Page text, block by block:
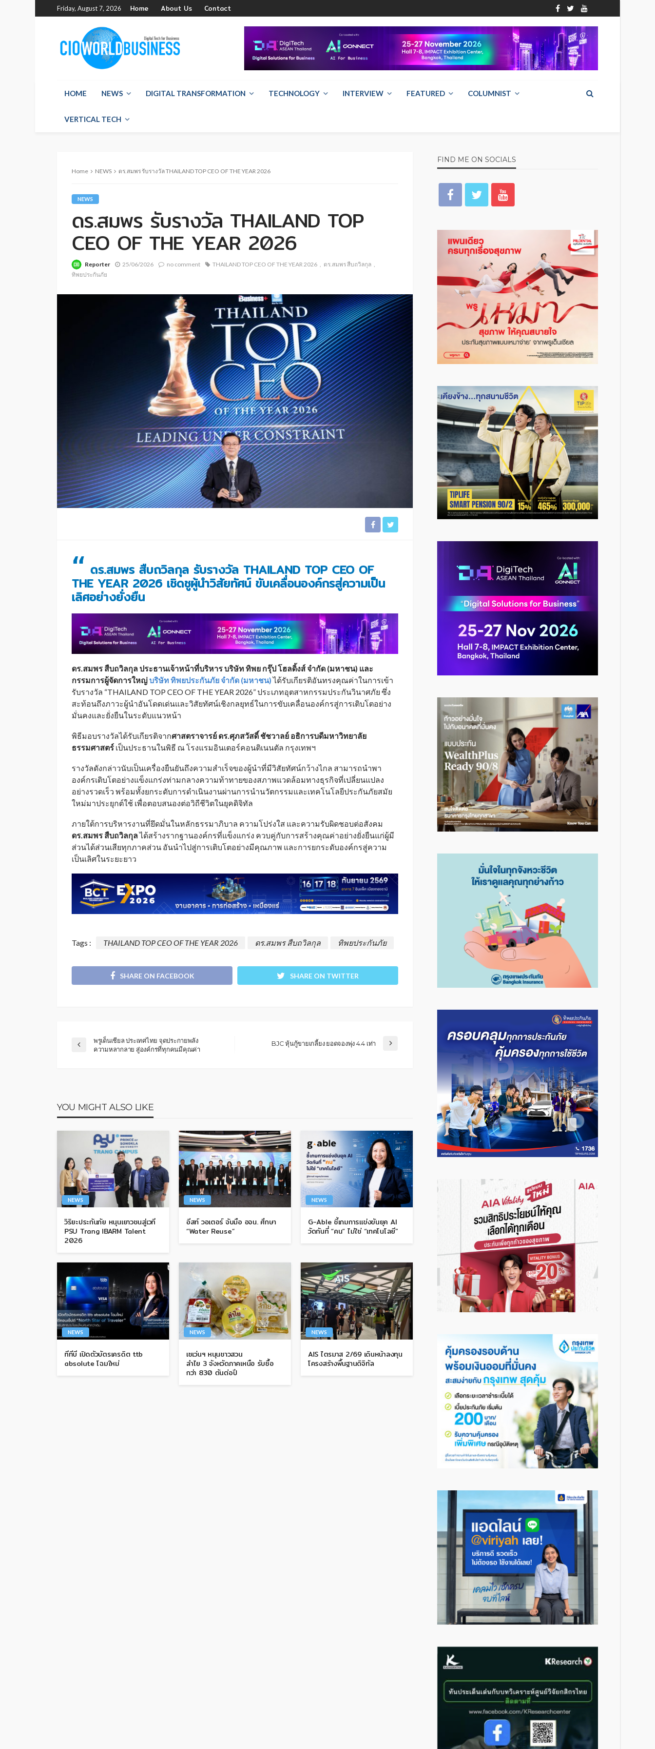
Friday, August 7, 2026 Home About Us Contact
HOME NEWS DIGITAL TRANSFORMATION TECHNOLOGY INTERVIEW FEATURED COLUMNIST
VERTICAL TECH
Home NEWS ดร.สมพร รับรางวัล THAILAND TOP CEO OF THE YEAR 2026
NEWS
ดร.สมพร รับรางวัล THAILAND TOP
CEO OF THE YEAR 2026
Reporter 25/06/2026 no comment THAILAND TOP CEO OF THE YEAR 2026
ดร.สมพร สืบถวิลกุล
ทิพยประกันภัย
“ ดร.สมพร สืบถวิลกุล รับรางวัล THAILAND TOP CEO OF
THE YEAR 2026 เชิดชูผู้นำวิสัยทัศน์ ขับเคลื่อนองค์กรสู่ความเป็น
เลิศอย่างยั่งยืน
ดร.สมพร สืบถวิลกุล ประธานเจ้าหน้าที่บริหาร บริษัท ทิพย กรุ๊ป โฮลดิ้งส์ จำกัด (มหาชน) และ
กรรมการผู้จัดการใหญ่บริษัท ทิพยประกันภัย จำกัด (มหาชน)ได้รับเกียรติอันทรงคุณค่าในการเข้า
รับรางวัล “THAILAND TOP CEO OF THE YEAR 2026” ประเภทอุตสาหกรรมประกันวินาศภัย ซึ่ง
สะท้อนถึงภาวะผู้นำอันโดดเด่นและวิสัยทัศน์เชิงกลยุทธ์ในการขับเคลื่อนองค์กรสู่การเติบโตอย่าง
มั่นคงและยั่งยืนในระดับแนวหน้า
พิธีมอบรางวัลได้รับเกียรติจากศาสตราจารย์ ดร.ศุภสวัสดิ์ ชัชวาลย์ อธิการบดีมหาวิทยาลัย
ธรรมศาสตร์ เป็นประธานในพิธี ณ โรงแรมอินเตอร์คอนติเนนตัล กรุงเทพฯ
รางวัลดังกล่าวนับเป็นเครื่องยืนยันถึงความสำเร็จของผู้นำที่มีวิสัยทัศน์กว้างไกล สามารถนำพา
องค์กรเติบโตอย่างแข็งแกร่งท่ามกลางความท้าทายของสภาพแวดล้อมทางธุรกิจที่เปลี่ยนแปลง
อย่างรวดเร็ว พร้อมทั้งยกระดับการดำเนินงานผ่านการนำนวัตกรรมและเทคโนโลยีประกันภัยสมัย
ใหม่มาประยุกต์ใช้ เพื่อตอบสนองต่อวิถีชีวิตในยุคดิจิทัล
ภายใต้การบริหารงานที่ยึดมั่นในหลักธรรมาภิบาล ความโปร่งใส และความรับผิดชอบต่อสังคม
ดร.สมพร สืบถวิลกุลได้สร้างรากฐานองค์กรที่แข็งแกร่ง ควบคู่กับการสร้างคุณค่าอย่างยั่งยืนแก่ผู้มี
ส่วนได้ส่วนเสียทุกภาคส่วน อันนำไปสู่การเติบโตอย่างมีคุณภาพ และการยกระดับองค์กรสู่ความ
เป็นเลิศในระยะยาว
Tags : THAILAND TOP CEO OF THE YEAR 2026 ดร.สมพร สืบถวิลกุล ทิพยประกันภัย
SHARE ON FACEBOOK SHARE ON TWITTER
พรูเด็นเชียล ประเทศไทย จุดประกายพลัง
ความหลากลาย สู่องค์กรที่ทุกคนมีคุณค่า
BJC หุ้นกู้ขายเกลี้ยง ยอดจองพุ่ง 4.4 เท่า
YOU MIGHT ALSO LIKE
NEWS
วิริยะประกันภัย หนุนเยาวชนสู่เวที
PSU Trang IBARM Talent
2026
NEWS
อีสท์ วอเตอร์ จับมือ อจน. ศึกษา
“Water Reuse”
NEWS
G-Able ชี้เกมการแข่งขันยุค AI
วัดกันที่ “คน” ไม่ใช่ “เทคโนโลยี”
NEWS
ทีทีบี เปิดตัวบัตรเครดิต ttb
absolute โฉมใหม่
NEWS
เซเว่นฯ หนุนชาวสวน
ลำไย 3 จังหวัดภาคเหนือ รับซื้อ
กว่า 830 ตันต่อปี
NEWS
AIS ไตรมาส 2/69 เดินหน้าลงทุน
โครงสร้างพื้นฐานดิจิทัล
FIND ME ON SOCIALS